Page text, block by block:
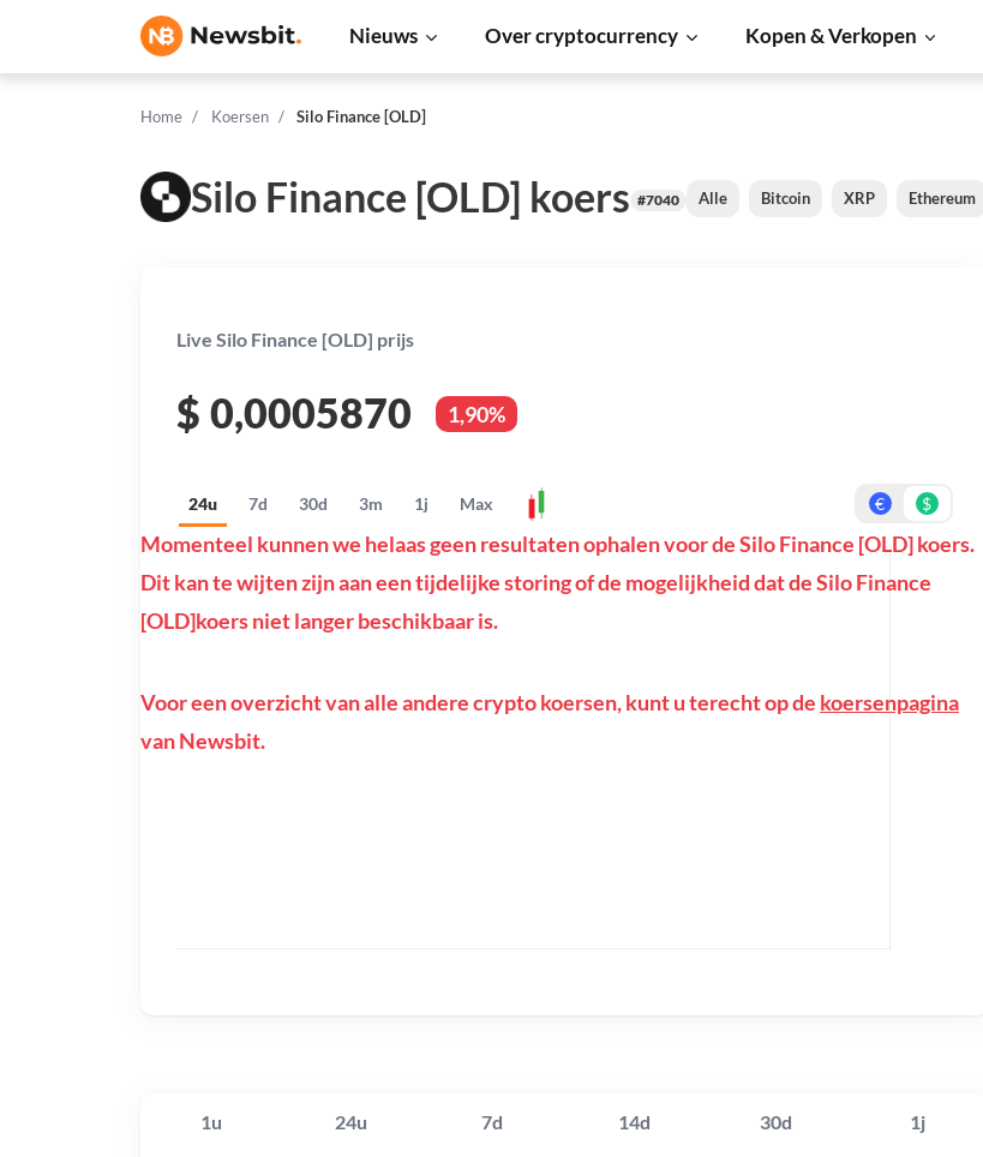
Nieuws Over cryptocurrency Kopen & Verkopen
Home Koersen Silo Finance [OLD]
Silo Finance [OLD] koers #7040 Alle Bitcoin XRP Ethereum
Live Silo Finance [OLD] prijs
$ 0,0005870 1,90%
24u 7d 30d 3m 1j Max € $
Momenteel kunnen we helaas geen resultaten ophalen voor de Silo Finance [OLD] koers.
Dit kan te wijten zijn aan een tijdelijke storing of de mogelijkheid dat de Silo Finance
[OLD]koers niet langer beschikbaar is.
Voor een overzicht van alle andere crypto koersen, kunt u terecht op de koersenpagina
van Newsbit.
1u 24u 7d 14d 30d 1j